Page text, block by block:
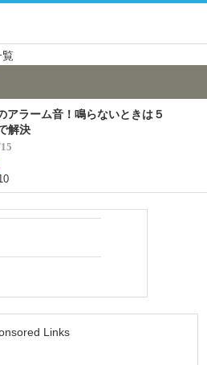
覧
ラーム音！鳴らないときは５
解決
Links